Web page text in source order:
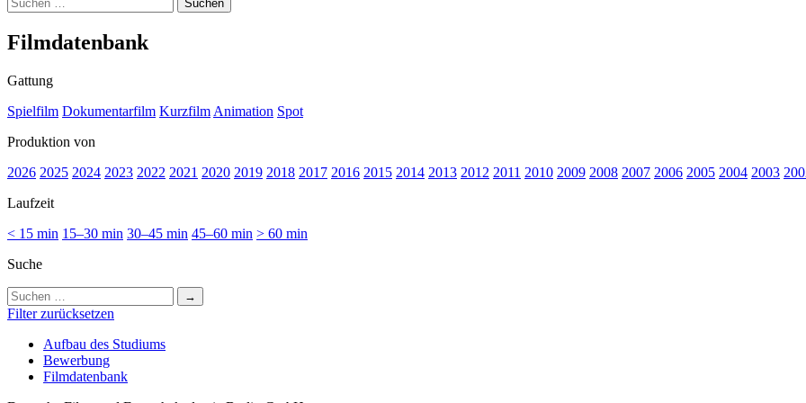
nach:
Film­da­ten­bank
Gattung
Spielfilm Dokumentarfilm Kurzfilm Animation Spot
Produktion von
2026 2025 2024 2023 2022 2021 2020 2019 2018 2017 2016 2015 2014 2013 2012 2011 2010 2009 2008 2007 2006 2005 2004 2003
Laufzeit
< 15 min 15–30 min 30–45 min 45–60 min > 60 min
Suche
Suchen
nach:
Filter zurücksetzen
Auf­bau des Stu­di­ums
Bewer­bung
Film­da­ten­bank